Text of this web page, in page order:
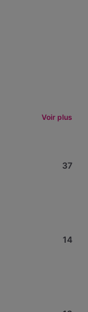
Voir plus
37
14